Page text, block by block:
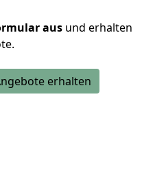
aus und erhalten
erhalten